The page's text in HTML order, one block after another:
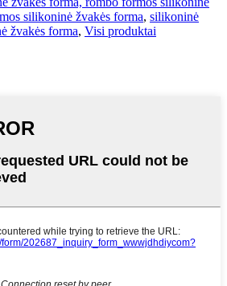
silikoninė žvakės forma, silikoninė
žvakės forma, Visi produktai